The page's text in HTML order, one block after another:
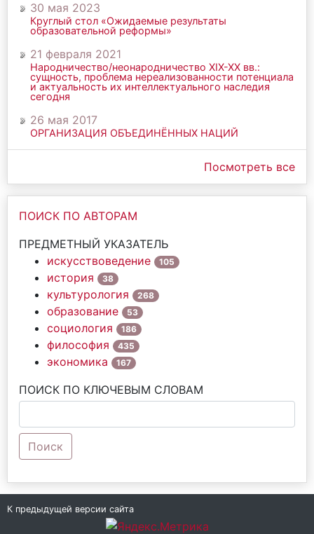
30 мая 2023
Круглый стол «Ожидаемые результаты
образовательной реформы»
21 февраля 2021
Народничество/неонародничество ХIХ-ХХ вв.:
сущность, проблема нереализованности потенциала
и актуальность их интеллектуального наследия
сегодня
26 мая 2017
ОРГАНИЗАЦИЯ ОБЪЕДИНЁННЫХ НАЦИЙ
Посмотреть все
ПОИСК ПО АВТОРАМ
ПРЕДМЕТНЫЙ УКАЗАТЕЛЬ
искусствоведение
105
история 38
культурология 268
образование 53
социология 186
философия 435
экономика 167
ПОИСК ПО КЛЮЧЕВЫМ СЛОВАМ
Поиск
К предыдущей версии сайта